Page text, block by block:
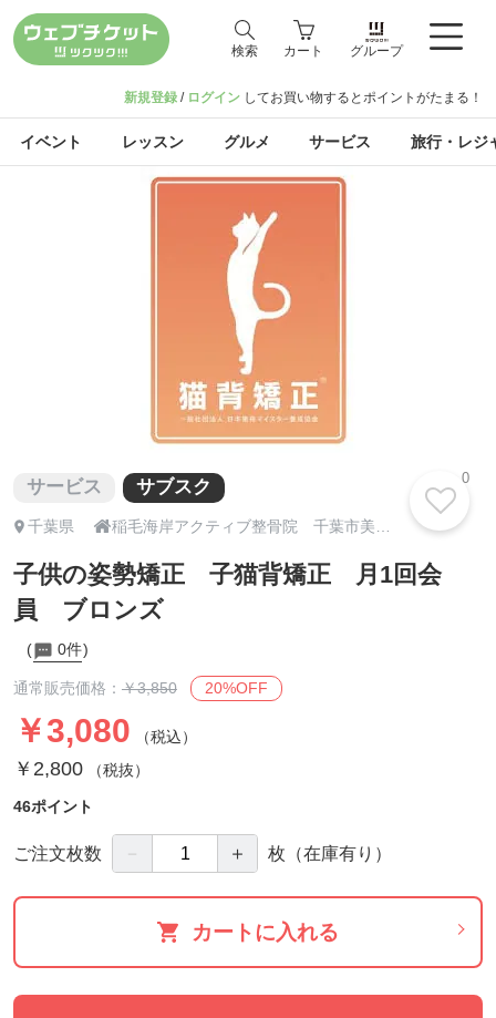
検索 カート グループ
新規登録 / ログイン してお買い物するとポイントがたまる！
イベント レッスン グルメ サービス 旅行・レジ
サービス サブスク
千葉県  稲毛海岸アクティブ整骨院 千葉市美浜区
子供の姿勢矯正 子猫背矯正 月1回会
員 ブロンズ
0件
通常販売価格： ￥3,850 20%OFF
￥3,080 （税込）
￥2,800（税抜）
46ポイント
ご注文枚数 － ＋ 枚 （在庫有り）
カートに入れる
0